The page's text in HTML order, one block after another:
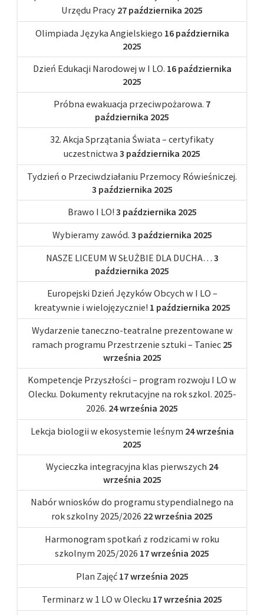
Urzędu Pracy 27 października 2025
Olimpiada Języka Angielskiego 16 października
2025
Dzień Edukacji Narodowej w I LO. 16 października
2025
Próbna ewakuacja przeciwpożarowa. 7
października 2025
32. Akcja Sprzątania Świata – certyfikaty
uczestnictwa 3 października 2025
Tydzień o Przeciwdziałaniu Przemocy Rówieśniczej.
3 października 2025
Brawo I LO! 3 października 2025
Wybieramy zawód. 3 października 2025
NASZE LICEUM W SŁUŻBIE DLA DUCHA… 3
października 2025
Europejski Dzień Języków Obcych w I LO –
kreatywnie i wielojęzycznie! 1 października 2025
Wydarzenie taneczno-teatralne prezentowane w
ramach programu Przestrzenie sztuki – Taniec 25
września 2025
Kompetencje Przyszłości – program rozwoju I LO w
Olecku. Dokumenty rekrutacyjne na rok szkol. 2025-
2026. 24 września 2025
Lekcja biologii w ekosystemie leśnym 24 września
2025
Wycieczka integracyjna klas pierwszych 24
września 2025
Nabór wniosków do programu stypendialnego na
rok szkolny 2025/2026 22 września 2025
Harmonogram spotkań z rodzicami w roku
szkolnym 2025/2026 17 września 2025
Plan Zajęć 17 września 2025
Terminarz w 1 LO w Olecku 17 września 2025